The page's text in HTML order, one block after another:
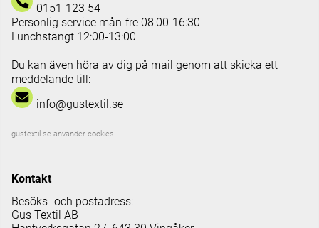
0151-123 54
Personlig service mån-fre 08:00-16:30
Lunchstängt 12:00-13:00
Du kan även höra av dig på mail genom att skicka ett
meddelande till:
info@gustextil.se
gustextil.se använder cookies
Kontakt
Besöks- och postadress:
Gus Textil AB